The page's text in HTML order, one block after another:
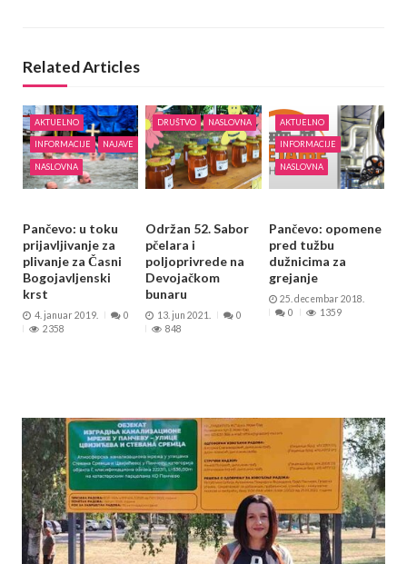
Related Articles
AKTUELNO
INFORMACIJE NAJAVE
NASLOVNA
Pančevo: u toku
prijavljivanje za
plivanje za Časni
Bogojavljenski
krst
4. januar 2019.
0
2358
DRUŠTVO NASLOVNA
Održan 52. Sabor
pčelara i
poljoprivrede na
Devojačkom
bunaru
13. jun 2021.
0
848
AKTUELNO
INFORMACIJE
NASLOVNA
Pančevo: opomene
pred tužbu
dužnicima za
grejanje
25. decembar 2018.
0
1359